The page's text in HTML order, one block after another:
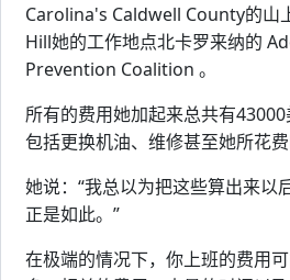
Carolina's Caldwell County的山
Hill她的工作地点北卡罗来纳的
Prevention Coalition 。
所有的费用她加起来总共有
包括更换机油、维修甚至她所花费
她说：“我总以为把这些算出来以
正是如此。”
在极端的情况下，你上班的费用